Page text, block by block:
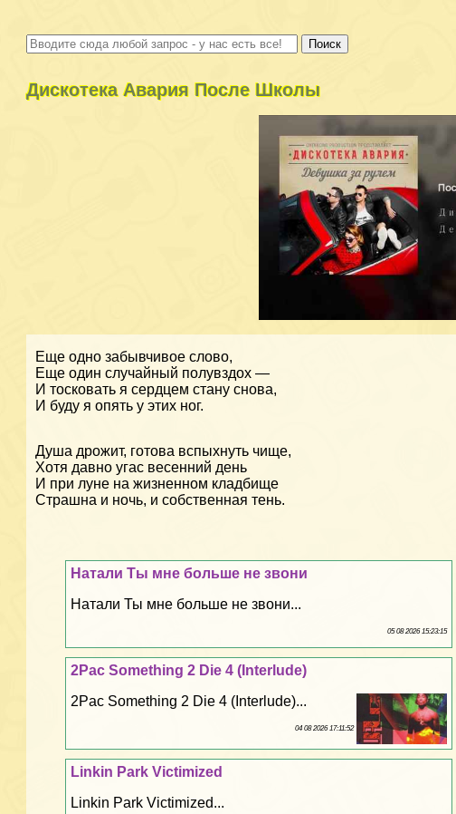
Дискотека Авария После Школы
Еще одно забывчивое слово,
Еще один случайный полувздох —
И тосковать я сердцем стану снова,
И буду я опять у этих ног.
Душа дрожит, готова вспыхнуть чище,
Хотя давно угас весенний день
И при луне на жизненном кладбище
Страшна и ночь, и собственная тень.
Натали Ты мне больше не звони
Натали Ты мне больше не звони...
05 08 2026 15:23:15
2Pac Something 2 Die 4 (Interlude)
2Pac Something 2 Die 4 (Interlude)...
04 08 2026 17:11:52
Linkin Park Victimized
Linkin Park Victimized...